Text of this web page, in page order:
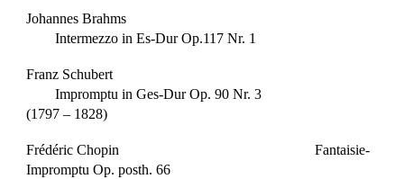
Johannes Brahms
Intermezzo in Es-Dur Op.117 Nr. 1
Franz Schubert
Impromptu in Ges-Dur Op. 90 Nr. 3
(1797 – 1828)
Frédéric Chopin
Fantaisie-
Impromptu Op. posth. 66